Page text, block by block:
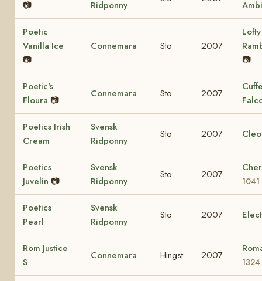
📷
Ridponny
Poetic
Vanilla Ice
📷
Connemara Sto 2007
📷
Poetic's
Floura 📷
Connemara Sto 2007
Poetics Irish
Cream
Svensk
Ridponny
Sto 2007
Poetics
Juvelin 📷
Svensk
Ridponny
Sto 2007
1041
Poetics
Pearl
Svensk
Ridponny
Sto 2007
Rom Justice
S
Connemara Hingst 2007
1324